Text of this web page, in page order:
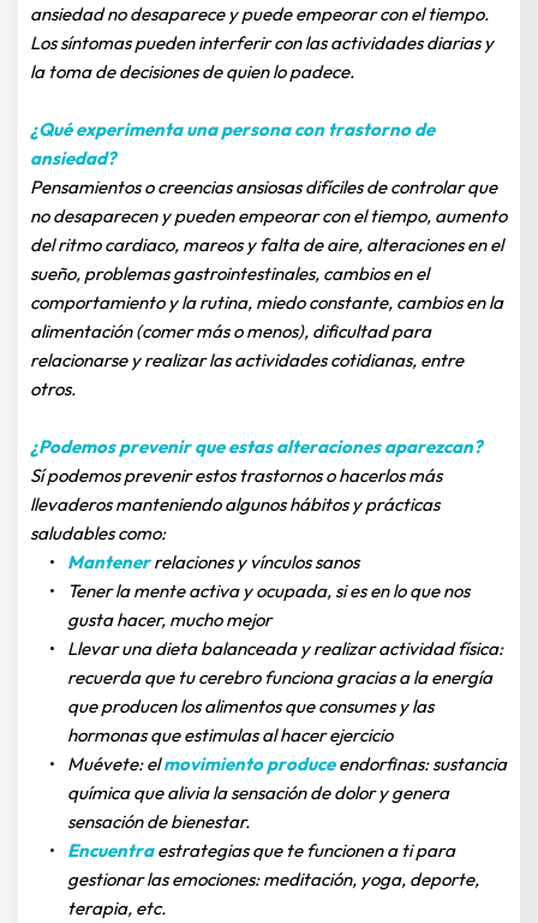
ansiedad no desaparece y puede empeorar con el tiempo.
Los síntomas pueden interferir con las actividades diarias y
la toma de decisiones de quien lo padece.
¿Qué experimenta una persona con trastorno de
ansiedad?
Pensamientos o creencias ansiosas difíciles de controlar que
no desaparecen y pueden empeorar con el tiempo, aumento
del ritmo cardiaco, mareos y falta de aire, alteraciones en el
sueño, problemas gastrointestinales, cambios en el
comportamiento y la rutina, miedo constante, cambios en la
alimentación (comer más o menos), dificultad para
relacionarse y realizar las actividades cotidianas, entre
otros.
¿Podemos prevenir que estas alteraciones aparezcan?
Sí podemos prevenir estos trastornos o hacerlos más
llevaderos manteniendo algunos hábitos y prácticas
saludables como:
Mantener relaciones y vínculos sanos
Tener la mente activa y ocupada, si es en lo que nos
gusta hacer, mucho mejor
Llevar una dieta balanceada y realizar actividad física:
recuerda que tu cerebro funciona gracias a la energía
que producen los alimentos que consumes y las
hormonas que estimulas al hacer ejercicio
Muévete: el movimiento produce endorfinas: sustancia
química que alivia la sensación de dolor y genera
sensación de bienestar.
Encuentra estrategias que te funcionen a ti para
gestionar las emociones: meditación, yoga, deporte,
terapia, etc.